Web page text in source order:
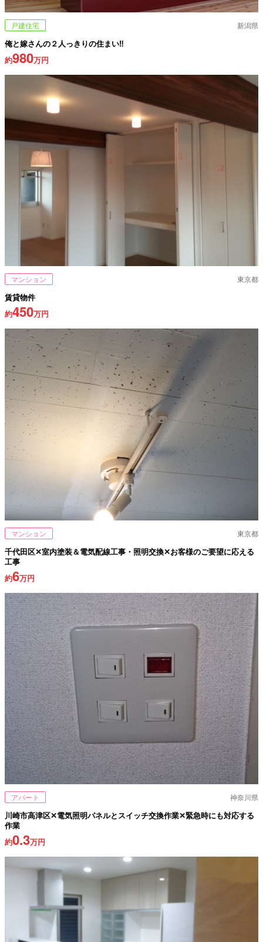
戸建住宅 新潟県
俺と嫁さんの２人っきりの住まい‼
約980万円
マンション 東京都
賃貸物件
約450万円
マンション 東京都
千代田区✕室内塗装＆電気配線工事・照明交換✕お客様のご要望に応える
工事
約6万円
アパート 神奈川県
川崎市高津区✕電気照明パネルとスイッチ交換作業✕緊急時にも対応する
作業
約0.3万円